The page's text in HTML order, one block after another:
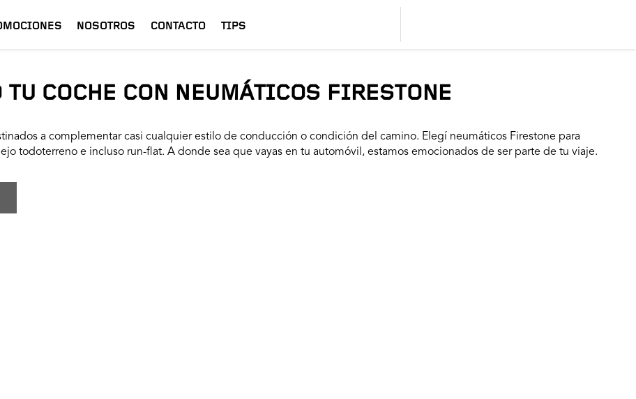
NOSOTROS CONTACTO TIPS
COCHE CON NEUMÁTICOS FIRESTONE
a complementar casi cualquier estilo de conducción o condición del camino. Elegí neumáticos Firestone para
todoterreno e incluso run-flat. A donde sea que vayas en tu automóvil, estamos emocionados de ser parte de tu viaje.